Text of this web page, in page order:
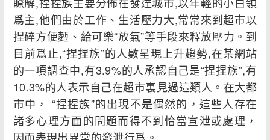
爲主,他們由於工作、生活壓力大,常常來到超市以
捏碎方便麪、給可樂“放氣”等手段來釋放壓力。到
目前爲止,“捏捏族”的人數呈現上升趨勢,在某網站
的一項調查中,有3.9%的人承認自己是“捏捏族”,有
10.3%的人表示自己在超市裏見過這類人。在大都
市中， “捏捏族”的出現不是偶然的，這些人存在
諸多心理方面的問題而得不到恰當宣泄或處理，